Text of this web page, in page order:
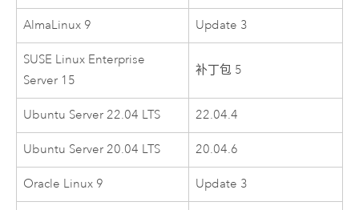
AlmaLinux 9 Update 3
SUSE Linux Enterprise
Server 15
补丁包 5
Ubuntu Server 22.04 LTS 22.04.4
Ubuntu Server 20.04 LTS 20.04.6
Oracle Linux 9 Update 3